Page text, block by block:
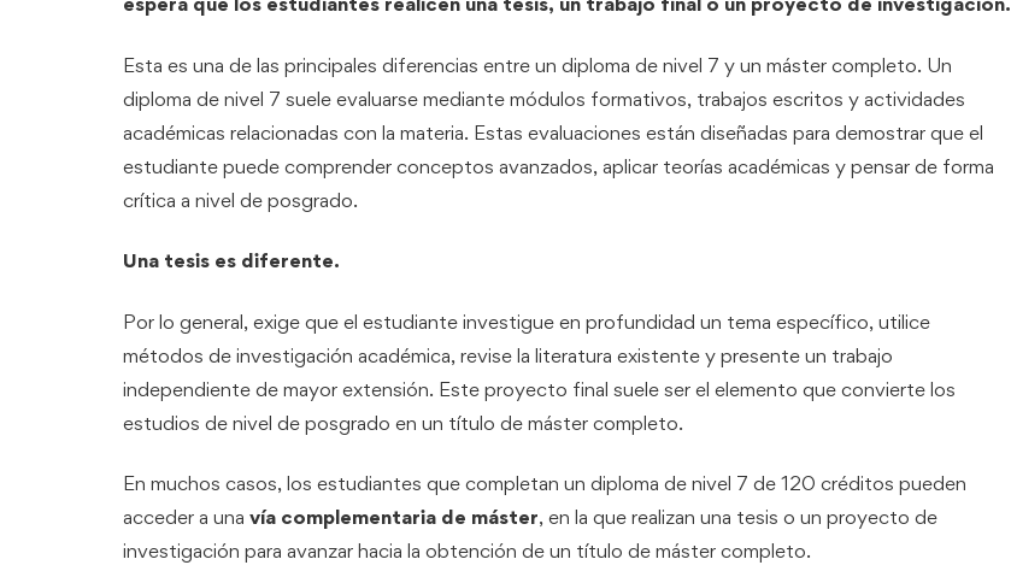
Esta es una de las principales diferencias entre un diploma de nivel 7 y un máster completo. Un
diploma de nivel 7 suele evaluarse mediante módulos formativos, trabajos escritos y actividades
académicas relacionadas con la materia. Estas evaluaciones están diseñadas para demostrar que el
estudiante puede comprender conceptos avanzados, aplicar teorías académicas y pensar de forma
crítica a nivel de posgrado.
Una tesis es diferente.
Por lo general, exige que el estudiante investigue en profundidad un tema específico, utilice
métodos de investigación académica, revise la literatura existente y presente un trabajo
independiente de mayor extensión. Este proyecto final suele ser el elemento que convierte los
estudios de nivel de posgrado en un título de máster completo.
En muchos casos, los estudiantes que completan un diploma de nivel 7 de 120 créditos pueden
acceder a una vía complementaria de máster, en la que realizan una tesis o un proyecto de
investigación para avanzar hacia la obtención de un título de máster completo.